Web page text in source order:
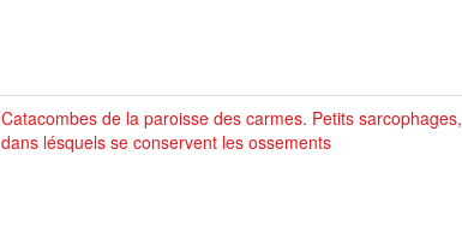
Catacombes de la paroisse des carmes. Petits sarcophages,
dans lésquels se conservent les ossements